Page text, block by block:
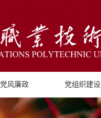
党风廉政 党组织建设